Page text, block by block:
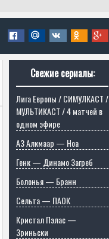
Свежие сериалы:
Лига Европы / СИМУЛКАСТ /
МУЛЬТИКАСТ / 4 матчей в
одном эфире
АЗ Алкмаар — Ноа
Генк — Динамо Загреб
Болонья — Бранн
Сельта — ПАОК
Кристал Пэлас —
Зриньски